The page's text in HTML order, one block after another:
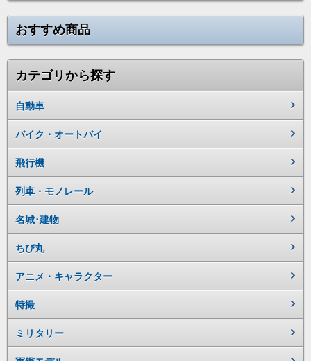
おすすめ商品
カテゴリから探す
自動車
バイク・オートバイ
飛行機
列車・モノレール
名城･建物
ちび丸
アニメ・キャラクター
特撮
ミリタリー